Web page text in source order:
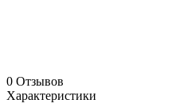
0 Отзывов
Характеристики